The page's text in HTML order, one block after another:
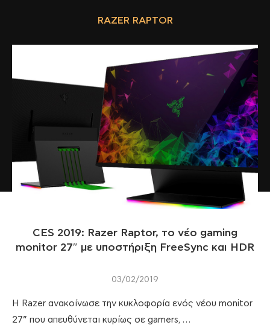
RAZER RAPTOR
CES 2019: Razer Raptor, το νέο gaming
monitor 27″ με υποστήριξη FreeSync και HDR
03/02/2019
H Razer ανακοίνωσε την κυκλοφορία ενός νέου monitor
27” που απευθύνεται κυρίως σε gamers, …